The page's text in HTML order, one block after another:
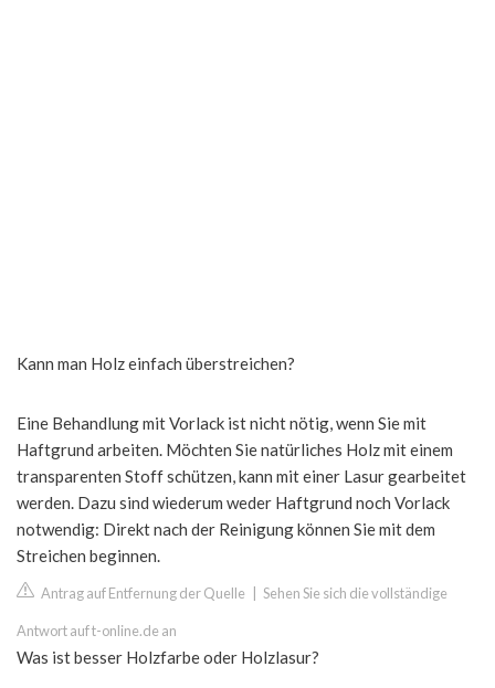
Kann man Holz einfach überstreichen?
Eine Behandlung mit Vorlack ist nicht nötig, wenn Sie mit
Haftgrund arbeiten. Möchten Sie natürliches Holz mit einem
transparenten Stoff schützen, kann mit einer Lasur gearbeitet
werden. Dazu sind wiederum weder Haftgrund noch Vorlack
notwendig: Direkt nach der Reinigung können Sie mit dem
Streichen beginnen.
Antrag auf Entfernung der Quelle Sehen Sie sich die vollständige
Antwort auf t-online.de an
Was ist besser Holzfarbe oder Holzlasur?